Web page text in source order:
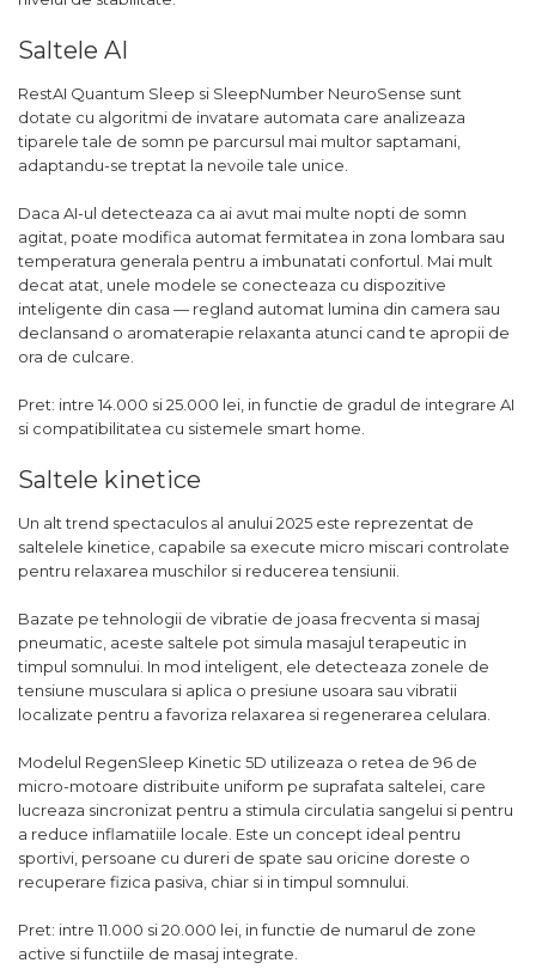
Saltele AI
RestAI Quantum Sleep si SleepNumber NeuroSense sunt
dotate cu algoritmi de invatare automata care analizeaza
tiparele tale de somn pe parcursul mai multor saptamani,
adaptandu-se treptat la nevoile tale unice.
Daca AI-ul detecteaza ca ai avut mai multe nopti de somn
agitat, poate modifica automat fermitatea in zona lombara sau
temperatura generala pentru a imbunatati confortul. Mai mult
decat atat, unele modele se conecteaza cu dispozitive
inteligente din casa — regland automat lumina din camera sau
declansand o aromaterapie relaxanta atunci cand te apropii de
ora de culcare.
Pret: intre 14.000 si 25.000 lei, in functie de gradul de integrare AI
si compatibilitatea cu sistemele smart home.
Saltele kinetice
Un alt trend spectaculos al anului 2025 este reprezentat de
saltelele kinetice, capabile sa execute micro miscari controlate
pentru relaxarea muschilor si reducerea tensiunii.
Bazate pe tehnologii de vibratie de joasa frecventa si masaj
pneumatic, aceste saltele pot simula masajul terapeutic in
timpul somnului. In mod inteligent, ele detecteaza zonele de
tensiune musculara si aplica o presiune usoara sau vibratii
localizate pentru a favoriza relaxarea si regenerarea celulara.
Modelul RegenSleep Kinetic 5D utilizeaza o retea de 96 de
micro-motoare distribuite uniform pe suprafata saltelei, care
lucreaza sincronizat pentru a stimula circulatia sangelui si pentru
a reduce inflamatiile locale. Este un concept ideal pentru
sportivi, persoane cu dureri de spate sau oricine doreste o
recuperare fizica pasiva, chiar si in timpul somnului.
Pret: intre 11.000 si 20.000 lei, in functie de numarul de zone
active si functiile de masaj integrate.